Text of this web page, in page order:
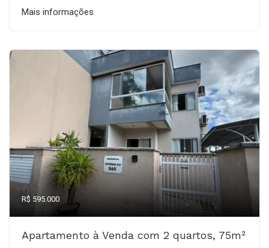
Mais informações
R$ 595.000
Apartamento à Venda com 2 quartos, 75m²